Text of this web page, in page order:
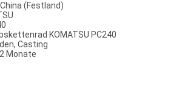
China (Festland)
KOMATSU PC240
Casting
Monate